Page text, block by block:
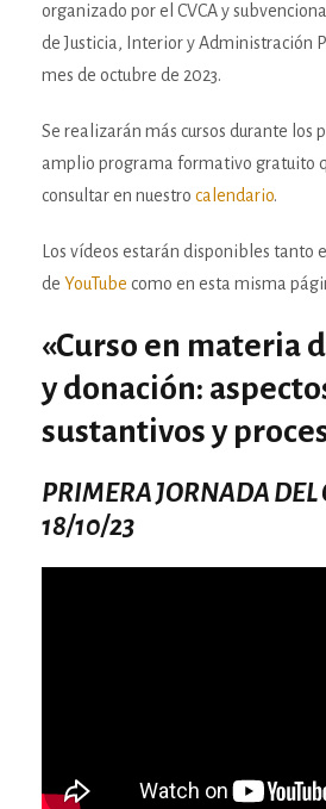
organizado por el CVCA y
de Justicia, Interior y Administración
mes de octubre de 2023.
Se realizarán más cursos durante los
amplio programa formativo gratuito
consultar en nuestro calendario.
Los vídeos estarán disponibles tanto
de YouTube como en esta misma
«Curso en materia
y donación:
sustantivos y
PRIMERA JORNADA DEL
18/10/23